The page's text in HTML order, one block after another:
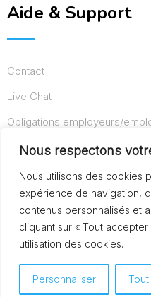
Nous respectons
Nous utilisons des cookies
expérience de navigation,
contenus personnalisés et
cliquant sur « Tout
utilisation des cookies.
Personnaliser
Aide & Support
Contact
Live Chat
Obligations employeurs/
Conditions d’utilisation
Mentions légales
© Copyright
Developed